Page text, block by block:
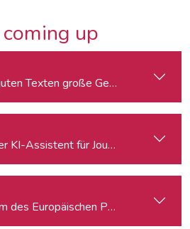
up
Texten große Geschichten
KI-Assistent für Journalist:innen
des Europäischen Parlaments für